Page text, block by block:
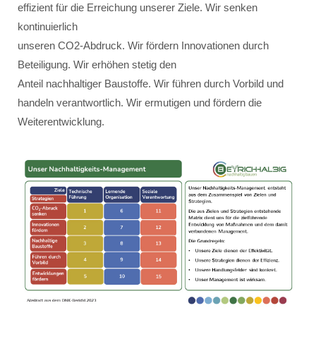
effizient für die Erreichung unserer Ziele. Wir senken
kontinuierlich
unseren CO2-Abdruck. Wir fördern Innovationen durch
Beteiligung. Wir erhöhen stetig den
Anteil nachhaltiger Baustoffe. Wir führen durch Vorbild und
handeln verantwortlich. Wir ermutigen und fördern die
Weiterentwicklung.